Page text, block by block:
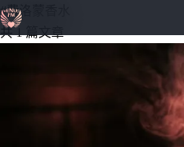
#費洛蒙香水
共 1 篇文章